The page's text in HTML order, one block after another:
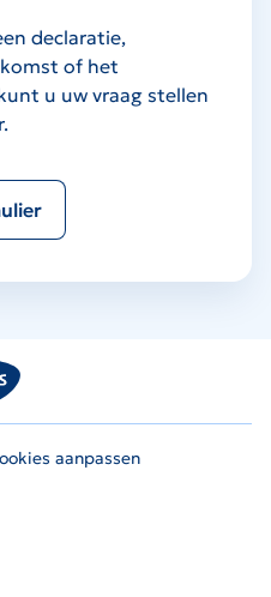
declaratie,
of het
u uw vraag stellen
aanpassen